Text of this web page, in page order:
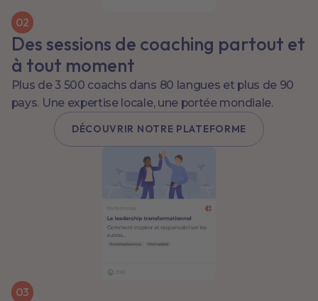
02
Des sessions de coaching partout et
à tout moment
Plus de 3 500 coachs dans 80 langues et plus de 90
pays. Une expertise locale, une portée mondiale.
DÉCOUVRIR NOTRE PLATEFORME
03